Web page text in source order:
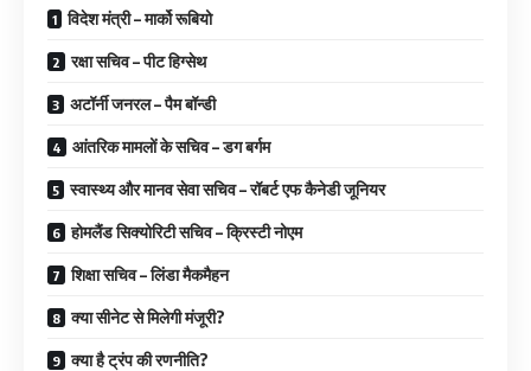
विदेश मंत्री – मार्को रूबियो
रक्षा सचिव – पीट हिग्सेथ
अटॉर्नी जनरल – पैम बॉन्डी
आंतरिक मामलों के सचिव – डग बर्गम
स्वास्थ्य और मानव सेवा सचिव – रॉबर्ट एफ कैनेडी जूनियर
होमलैंड सिक्योरिटी सचिव – क्रिस्टी नोएम
शिक्षा सचिव – लिंडा मैकमैहन
क्या सीनेट से मिलेगी मंजूरी?
क्या है ट्रंप की रणनीति?